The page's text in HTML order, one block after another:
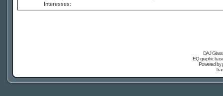
Interesses:
DAJ
EQ graphic
Powered by